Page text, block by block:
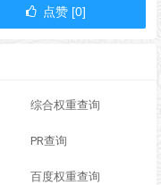
点赞 [0]
综合权重查询
PR查询
百度权重查询